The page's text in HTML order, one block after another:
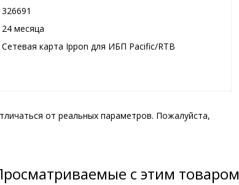
326691
24 месяца
Сетевая карта Ippon для ИБП Pacific/RTB
от реальных параметров. Пожалуйста,
с этим товаром